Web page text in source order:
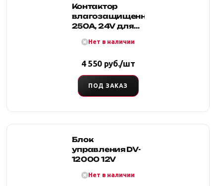
Контактор
влагозащищенный
250A, 24V для
COMEUP DU-
Нет в наличии
4 550 руб./шт
ПОД ЗАКАЗ
Блок
управления DV-
12000 12V
Нет в наличии